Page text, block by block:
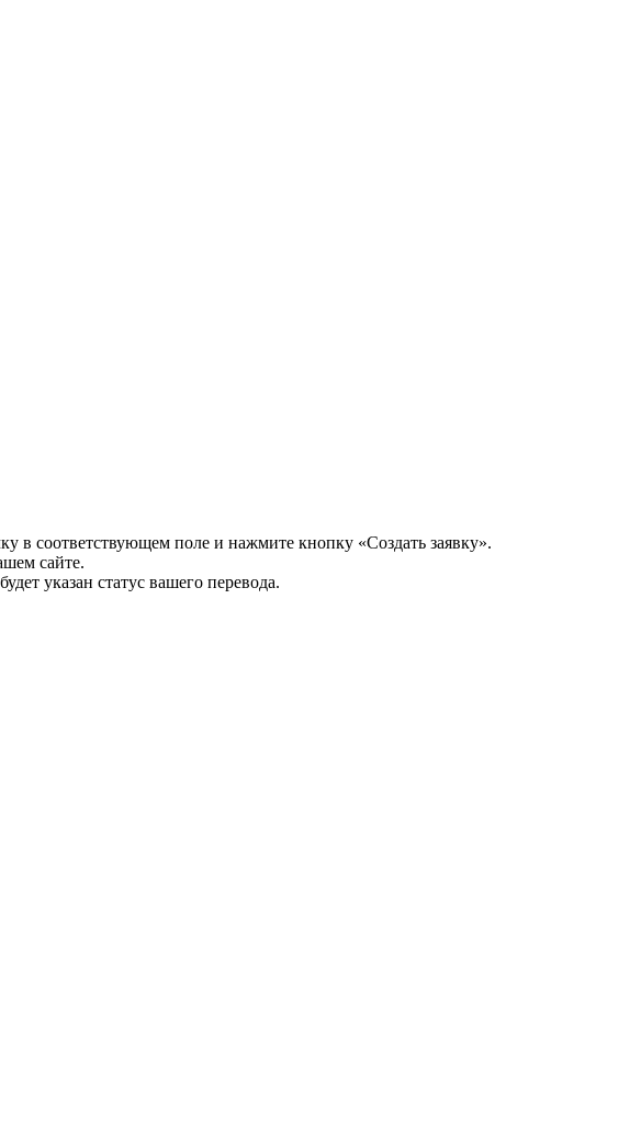
в соответствующем поле и нажмите кнопку «Создать заявку».
сайте.
указан статус вашего перевода.